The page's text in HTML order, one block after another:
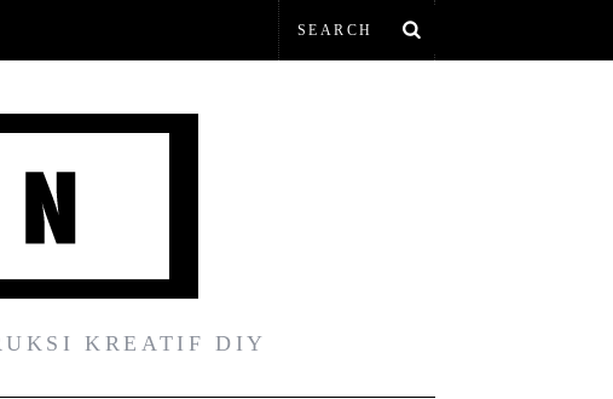
KREATIF DIY